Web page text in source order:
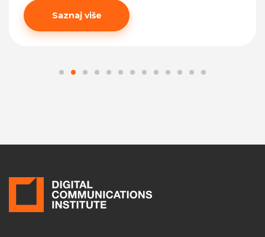
Saznaj više